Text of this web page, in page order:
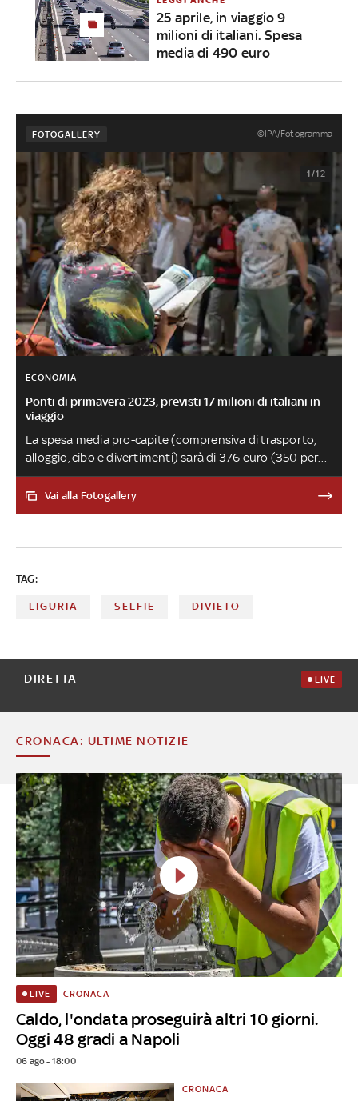
25 aprile, in viaggio 9
milioni di italiani. Spesa
media di 490 euro
FOTOGALLERY ©IPA/Fotogramma
1/12
ECONOMIA
Ponti di primavera 2023, previsti 17 milioni di italiani in
viaggio
La spesa media pro-capite (comprensiva di trasporto,
alloggio, cibo e divertimenti) sarà di 376 euro (350 per
chi rimarrà in Italia e 708 per chi andrà all'estero), con un
conseguente giro d'affari di circa 3 miliardi e 45 milioni di
disponibile, le località dei laghi e di montagna si
occupazione
Vai alla Fotogallery
TAG:
LIGURIA SELFIE DIVIETO
DIRETTA LIVE
CRONACA: ULTIME NOTIZIE
Caldo, l'ondata proseguirà altri 10 giorni.
Oggi 48 gradi a Napoli
LIVE CRONACA
06 ago - 18:00
CRONACA